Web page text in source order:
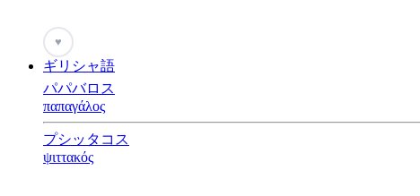
♥
ギリシャ語
パパバロス
παπαγάλος
プシッタコス
ψιττακός